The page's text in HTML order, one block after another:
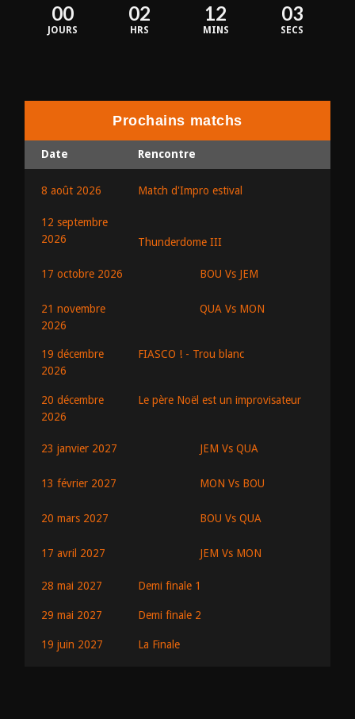
00
JOURS
02
HRS
12
MINS
03
SECS
Prochains matchs
Date Rencontre
8 août 2026 Match d'Impro estival
12 septembre
2026
Thunderdome III
17 octobre 2026 BOU Vs JEM
21 novembre
2026
QUA Vs MON
19 décembre
2026
FIASCO ! - Trou blanc
20 décembre
2026
Le père Noël est un improvisateur
23 janvier 2027 JEM Vs QUA
13 février 2027 MON Vs BOU
20 mars 2027 BOU Vs QUA
17 avril 2027 JEM Vs MON
28 mai 2027 Demi finale 1
29 mai 2027 Demi finale 2
19 juin 2027 La Finale